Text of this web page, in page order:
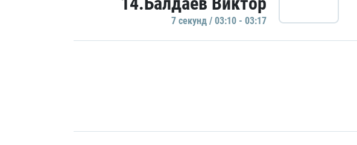
7 секунд / 03:10 - 03:17